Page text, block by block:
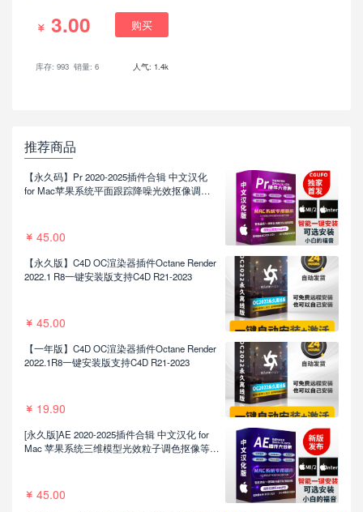
3.00 购买
库存: 993 销量: 6 人气: 1.4k
推荐商品
【永久码】Pr 2020-2025插件合辑 中文汉化
for Mac苹果系统平面跟踪降噪光效抠像调色
45.00
【永久版】C4D OC渲染器插件Octane Render
2022.1 R8一键安装版支持C4D R21-2023
45.00
【一年版】C4D OC渲染器插件Octane Render
2022.1R8一键安装版支持C4D R21-2023
19.90
[永久版]AE 2020-2025插件合辑 中文汉化 for
Mac 苹果系统三维模型光效粒子调色抠像等插
45.00